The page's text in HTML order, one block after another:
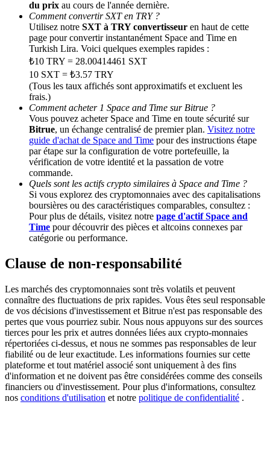
Deposit CASHCAT & Win
Share 500000 CASHCAT prize pool
Exclusive for BitMart Users
Register & Trade to Win 500,000 USDT
Precious Metals Trading Carnival
Trade Gold & Silver · 33,333 USDT Bonus
USDT New User Exclusive 10% APR
USDT Flexible Staking | Daily Rewards
New Listing Futures Fest
Trade New Futures, Win 200,000 USDT
Crypto World Cup 2026: Grand Finale
du prix au cours de l'année dernière.
Comment convertir SXT en TRY ?
Utilisez notre SXT à TRY convertisseur en haut de cette
page pour convertir instantanément Space and Time en
Turkish Lira. Voici quelques exemples rapides :
₺10 TRY = 28.00414461 SXT
10 SXT = ₺3.57 TRY
(Tous les taux affichés sont approximatifs et excluent les
frais.)
Comment acheter 1 Space and Time sur Bitrue ?
Vous pouvez acheter Space and Time en toute sécurité sur
Bitrue, un échange centralisé de premier plan. Visitez notre
guide d'achat de Space and Time pour des instructions étape
par étape sur la configuration de votre portefeuille, la
vérification de votre identité et la passation de votre
commande.
Quels sont les actifs crypto similaires à Space and Time ?
Si vous explorez des cryptomonnaies avec des capitalisations
boursières ou des caractéristiques comparables, consultez :
Pour plus de détails, visitez notre page d'actif Space and
Time pour découvrir des pièces et altcoins connexes par
catégorie ou performance.
Clause de non-responsabilité
Les marchés des cryptomonnaies sont très volatils et peuvent
connaître des fluctuations de prix rapides. Vous êtes seul responsable
de vos décisions d'investissement et Bitrue n'est pas responsable des
pertes que vous pourriez subir. Nous nous appuyons sur des sources
tierces pour les prix et autres données liées aux crypto-monnaies
répertoriées ci-dessus, et nous ne sommes pas responsables de leur
fiabilité ou de leur exactitude. Les informations fournies sur cette
plateforme et tout matériel associé sont uniquement à des fins
d'information et ne doivent pas être considérées comme des conseils
financiers ou d'investissement. Pour plus d'informations, consultez
nos conditions d'utilisation et notre politique de confidentialité .